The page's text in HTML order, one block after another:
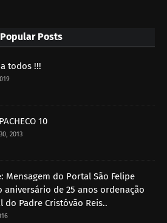
Popular Posts
todos !!!
10
2013
Mensagem do Portal São Felipe
aniversário de 25 anos ordenação
do Padre Cristóvão Reis..